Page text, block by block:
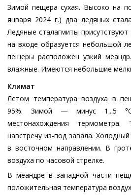
Зимой пещера сухая. Высоко на
января 2024 г.) два ледяных
Ледяные сталагмиты
на входе образуется небольшой
пещеры расположен узкий
влажные. Имеются небольшие
Климат
Летом температура воздуха в
95%. Зимой — минус 1...5
местонахождения термометра.
навстречу из-под завала.
в восточном направлении. В
воздуха по часовой стрелке.
В меандре в западной части
положительная температура